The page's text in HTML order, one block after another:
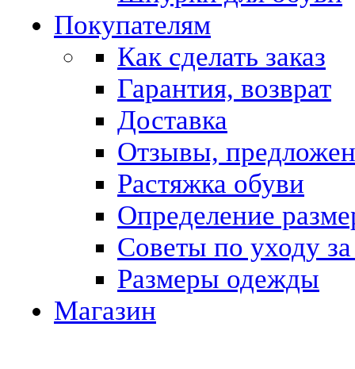
Покупателям
Как сделать заказ
Гарантия, возврат
Доставка
Отзывы,
Растяжка обуви
Определение
Советы по уходу
Размеры одежды
Магазин